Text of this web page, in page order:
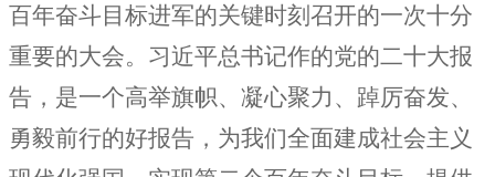
百年奋斗目标进军的关键时刻召开的一次十分
重要的大会。习近平总书记作的党的二十大报
告，是一个高举旗帜、凝心聚力、踔厉奋发、
勇毅前行的好报告，为我们全面建成社会主义